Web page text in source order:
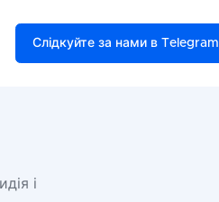
Слідкуйте за нами в Telegram
і